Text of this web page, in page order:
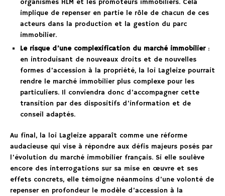
organismes HLM et les promoteurs immobiliers. Cela
implique de repenser en partie le rôle de chacun de ces
acteurs dans la production et la gestion du parc
immobilier.
Le risque d’une complexification du marché immobilier:
en introduisant de nouveaux droits et de nouvelles
formes d’accession à la propriété, la loi Lagleize pourrait
rendre le marché immobilier plus complexe pour les
particuliers. Il conviendra donc d’accompagner cette
transition par des dispositifs d’information et de
conseil adaptés.
Au final, la loi Lagleize apparaît comme une réforme
audacieuse qui vise à répondre aux défis majeurs posés par
l’évolution du marché immobilier français. Si elle soulève
encore des interrogations sur sa mise en œuvre et ses
effets concrets, elle témoigne néanmoins d’une volonté de
repenser en profondeur le modèle d’accession à la